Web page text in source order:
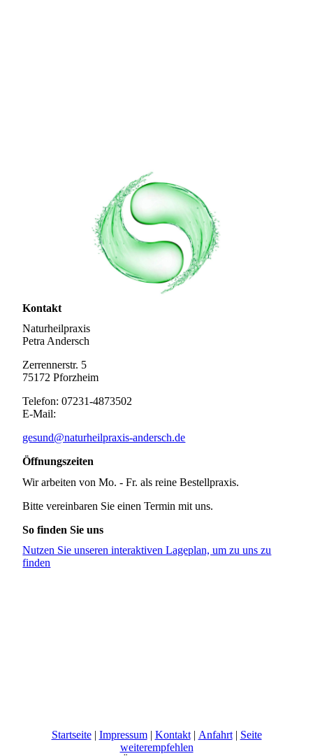
Kontakt
Naturheilpraxis
Petra Andersch
Zerrennerstr. 5
75172 Pforzheim
Telefon: 07231-4873502
E-Mail:
gesund@naturheilpraxis-andersch.de
Öffnungszeiten
Wir arbeiten von Mo. - Fr. als reine Bestellpraxis.
Bitte vereinbaren Sie einen Termin mit uns.
So finden Sie uns
Nutzen Sie unseren interaktiven La­ge­plan, um zu uns zu
finden
Startseite| Impressum| Kontakt| Anfahrt| Seite
weiterempfehlen